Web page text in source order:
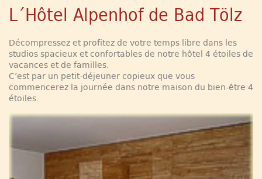
L´Hôtel Alpenhof de Bad Tölz
Décompressez et profitez de votre temps libre dans les
studios spacieux et confortables de notre hôtel 4 étoiles de
vacances et de familles.
C’est par un petit-déjeuner copieux que vous
commencerez la journée dans notre maison du bien-être 4
étoiles.